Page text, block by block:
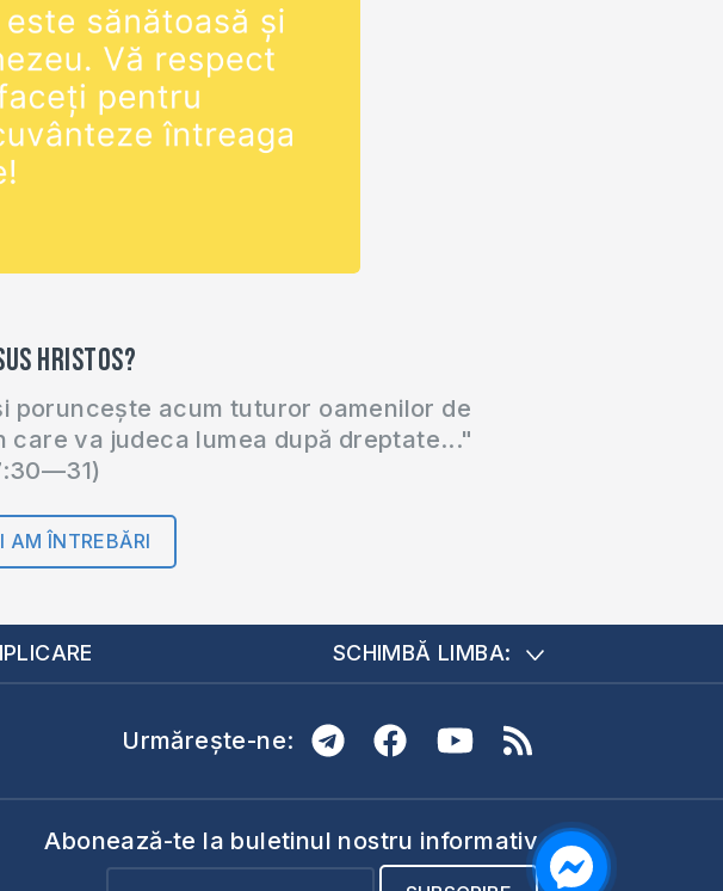
Hristos?
poruncește acum tuturor oamenilor de
care va judeca lumea după dreptate..."
AM ÎNTREBĂRI
SCHIMBĂ LIMBA:
Urmărește-ne:
Abonează-te la buletinul nostru informativ